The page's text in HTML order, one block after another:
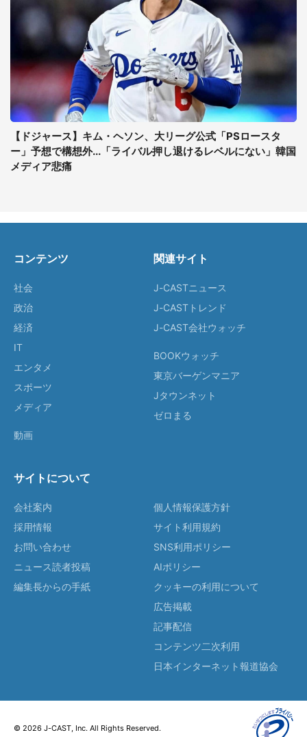
【ドジャース】キム・ヘソン、大リーグ公式「PSロースタ
ー」予想で構想外...「ライバル押し退けるレベルにない」韓国
メディア悲痛
コンテンツ
社会
政治
経済
IT
エンタメ
スポーツ
メディア
動画
関連サイト
J-CASTニュース
J-CASTトレンド
J-CAST会社ウォッチ
BOOKウォッチ
東京バーゲンマニア
Jタウンネット
ゼロまる
サイトについて
会社案内
採用情報
お問い合わせ
ニュース読者投稿
編集長からの手紙
個人情報保護方針
サイト利用規約
SNS利用ポリシー
AIポリシー
クッキーの利用について
広告掲載
記事配信
コンテンツ二次利用
日本インターネット報道協会
© 2026 J-CAST, Inc. All Rights Reserved.